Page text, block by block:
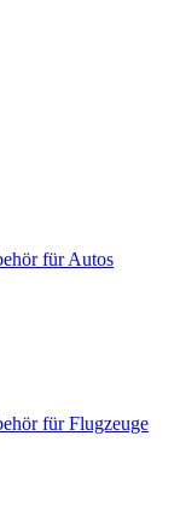
für Autos
für Flugzeuge